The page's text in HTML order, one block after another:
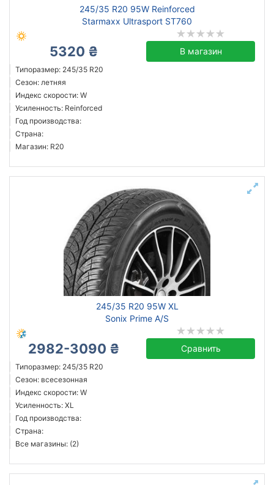
245/35 R20 95W Reinforced
Starmaxx Ultrasport ST760
5320 ₴ В магазин
Типоразмер: 245/35 R20
Сезон: летняя
Индекс скорости: W
Усиленность: Reinforced
Год производства:
Страна:
Магазин: R20
245/35 R20 95W XL
Sonix Prime A/S
2982-3090 ₴ Сравнить
Типоразмер: 245/35 R20
Сезон: всесезонная
Индекс скорости: W
Усиленность: XL
Год производства:
Страна:
Все магазины: (2)